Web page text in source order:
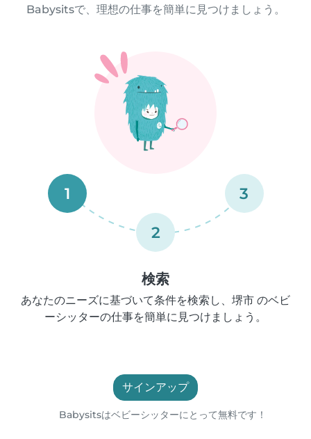
Babysitsで、理想の仕事を簡単に見つけましょう。
1
2
3
検索
あなたのニーズに基づいて条件を検索し、堺市 のベビ
ーシッターの仕事を簡単に見つけましょう。
サインアップ
Babysitsはベビーシッターにとって無料です！